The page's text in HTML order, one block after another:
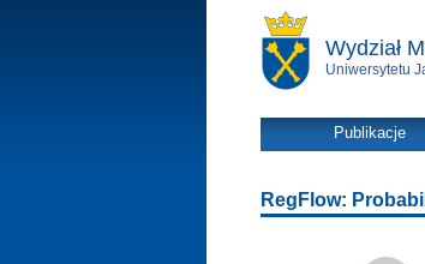
Wydział
Uniwersytetu
Publikacje
RegFlow: